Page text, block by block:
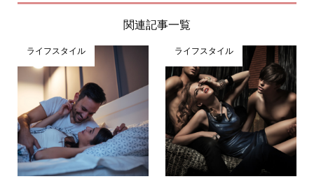
関連記事一覧
ライフスタイル ライフスタイル